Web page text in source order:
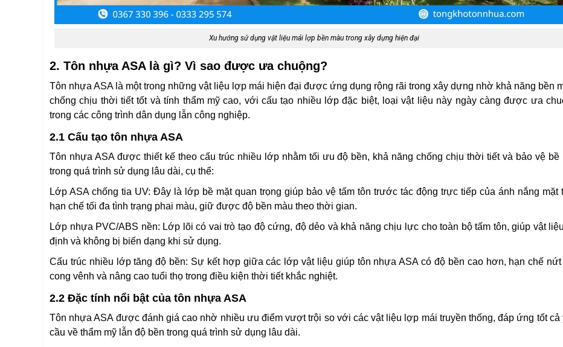
Xu hướng sử dụng vật liệu mái lợp bền màu trong xây dựng hiện đại
2. Tôn nhựa ASA là gì? Vì sao được ưa chuộng?
Tôn nhựa ASA là một trong những vật liệu lợp mái hiện đại được ứng dụng rộng rãi trong xây dựng nhờ khả năng bền
chống chịu thời tiết tốt và tính thẩm mỹ cao, với cấu tạo nhiều lớp đặc biệt, loại vật liệu này ngày càng được ưa
trong các công trình dân dụng lẫn công nghiệp.
2.1 Cấu tạo tôn nhựa ASA
Tôn nhựa ASA được thiết kế theo cấu trúc nhiều lớp nhằm tối ưu độ bền, khả năng chống chịu thời tiết và bảo vệ bề
trong quá trình sử dụng lâu dài, cụ thể:
Lớp ASA chống tia UV: Đây là lớp bề mặt quan trọng giúp bảo vệ tấm tôn trước tác động trực tiếp của ánh nắng mặt
hạn chế tối đa tình trạng phai màu, giữ được độ bền màu theo thời gian.
Lớp nhựa PVC/ABS nền: Lớp lõi có vai trò tạo độ cứng, độ dẻo và khả năng chịu lực cho toàn bộ tấm tôn, giúp vật
định và không bị biến dạng khi sử dụng.
Cấu trúc nhiều lớp tăng độ bền: Sự kết hợp giữa các lớp vật liệu giúp tôn nhựa ASA có độ bền cao hơn, hạn chế
cong vênh và nâng cao tuổi thọ trong điều kiện thời tiết khắc nghiệt.
2.2 Đặc tính nổi bật của tôn nhựa ASA
Tôn nhựa ASA được đánh giá cao nhờ nhiều ưu điểm vượt trội so với các vật liệu lợp mái truyền thống, đáp ứng tốt cả
cầu về thẩm mỹ lẫn độ bền trong quá trình sử dụng lâu dài.